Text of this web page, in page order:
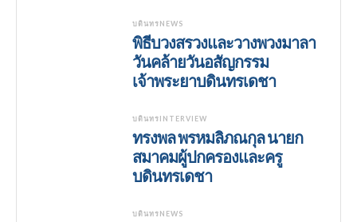
บดินทรNEWS
พิธีบวงสรวงและวางพวงมาลา
วันคล้ายวันอสัญกรรม
เจ้าพระยาบดินทรเดชา
บดินทรINTERVIEW
ทรงพล พรหมลิภณกุล นายก
สมาคมผู้ปกครองและครู
บดินทรเดชา
บดินทรNEWS